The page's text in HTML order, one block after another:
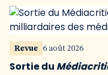
Revue 6 août 2026
Sortie du